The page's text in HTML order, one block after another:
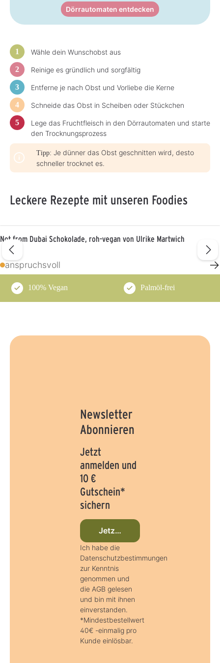
a
g
Dörrautomaten entdecken
Wähle dein Wunschobst aus
Reinige es gründlich und sorgfältig
Entferne je nach Obst und Vorliebe die Kerne
Schneide das Obst in Scheiben oder Stückchen
Lege das Fruchtfleisch in den Dörrautomaten und starte
den Trocknungsprozess
Tipp: Je dünner das Obst geschnitten wird, desto
schneller trocknet es.
Leckere Rezepte mit unseren Foodies
Not from Dubai Schokolade, roh-vegan von Ulrike Martwich
anspruchsvoll →
100% Vegan Palmöl-frei
Newsletter
Abonnieren
Jetzt
anmelden und
10 €
Gutschein*
sichern
Jetzt beim Newsletter anmelden
Ich habe die
Datenschutzbestimmungen
zur Kenntnis
genommen und
die AGB gelesen
und bin mit ihnen
einverstanden.
*Mindestbestellwert
40€ -einmalig pro
Kunde einlösbar.